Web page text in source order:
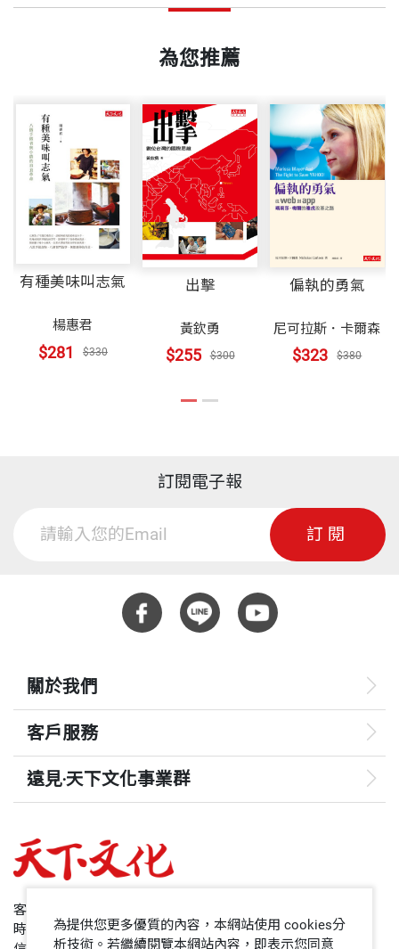
第七章 躍向心靈更高峰 第八章 回歸伊甸園的路
第十章 整合生命所有疆域
第十一章 審慎迎接新觀念
第十二章 攀上性靈的國度
後記 提供自己心靈養分
難重重。」那是個顛撲不破的真理，我現在要為它添
每個人都必須自己摸索人生的路，沒有自助手冊、公
式或簡單明瞭的答案可以憑藉。適合甲的路或許乙走
了就是錯誤，所以本書中絕對沒有「走這條路」、
「在這兒左轉」的字樣。人生的旅程不是康莊坦途，
它是一條沿路視線不佳、沒有路標，且穿過曠野、崎
嶇不平的山徑。
過去十年來，我在曠野中摸索前進，學到一些減輕旅
訴你，迷路時根據青苔生長在大樹北側的原則，又可
候你還是要自行判斷。
更不要以為人生這條路會一直筆直向前，只要你一步
靈成長的進階，不必然是每個人成長會經過的道路。
人生的路像一連串同心圓，從圓心向外不斷擴張，其
可是我們不必堅持踽踽獨行，可以向出現在我們生命
中、任何一股超過自我的力量求助。每個人對這種力
量的觀點不同，可是大多數人都知道它確實存在。此
外，一路行進時，也不妨與他人結合力量、同舟共
如果本書對你有任何助益，我最希望它能幫助你避免
以偏概全的思考方式，不要鑽牛角尖尋找公式或簡單
的解答，而開始從多元化的角度思考，崇揚生命的神
（The Road Less Traveled）而寫的續集，顧名思義
他所探討的乃是一般人不常去思考的問題，也是一般
認為不實際的問題。
中國人一向重視實用，也許是中國人的歷史一直是為
了生活而努力、奮鬥，不得不實際面對生存問題，在
台灣這數十年經驗裡，果然看到了實用主義的輝煌成
昂，甚至表現出不可一世的氣概，只是令人擔心的
是，經濟的成就並沒有帶來真正生命的豐盛和愉悅，
足之後的必然因果，一九九二年的《美國新聞與世界
報導》雜誌中記載：「近來有一種飢 渴，源自唯物主
義和科學發展而來，是一種使人不安的匱乏感，一種
對內在生命的渴望……愈來愈多的人亟於找尋一個從
心靈與精神層次出發的答案。」同樣的話可 描繪在台
灣的中國人，我們目前心靈的飢渴及精神的苦悶，比
派克醫生的主張，是因應這種飢渴而寫的。
人 生是由一連串的飢渴而編織成的，一個嬰孩一生下
來就飢渴——需要食物及溫情；稍長後又對知識、真
渴——因 此進入婚姻之門；有群居及歸屬的飢渴——
因此組織家庭、參加社團；有追求卓越的飢渴——因
此努力於求名求利、著書立言等。
軍醫療部隊、擔任精神科開業醫師。在一九八四年創
ty Encouragement），提供心理專業指導，協助無數
的組織建立真誠共識團體。其著書、演講不輟，是備
受推崇的作家、思想家、精神科醫師以及深具影響力
的精神導師。
出版日期 2010/12/28
出版社 天下文化
裝幀
頁數
重量 335
為您推薦
有種美味叫志氣
楊惠君
$281 $330
出擊
黃欽勇
$255 $300
偏執的勇氣
尼可拉斯．卡爾森
$323 $380
訂閱電子報
訂閱
關於我們
客戶服務
遠見‧天下文化事業群
哈佛商業評論
領導影響力學院
客服專線：+886 2 2662-0012
時間：週一~週五9:00~12:30;13:30~17:00
為提供您更多優質的內容，本網站使用 cookies分
析技術。若繼續閱覽本網站內容，即表示您同意